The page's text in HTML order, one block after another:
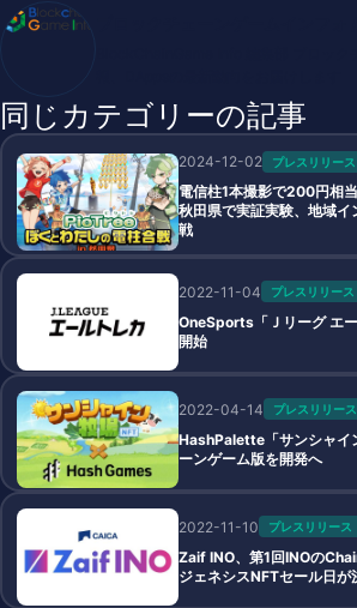
同じカテゴリーの記事
2024-12-02 プレスリリース
電信柱1本撮影で200円相
秋田県で実証実験、地域
戦
2022-11-04 プレスリリース
OneSports「Ｊリーグ エ
開始
2022-04-14 プレスリリース
HashPalette「サンシャイ
ーンゲーム版を開発へ
2022-11-10 プレスリリース
Zaif INO、第1回INOの
ジェネシスNFTセール日が